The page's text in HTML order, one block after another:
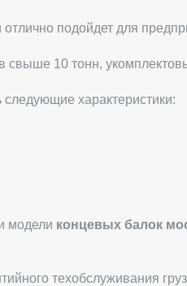
отлично подойдет для
10 тонн,
характеристики:
модели концевых балок
техобслуживания